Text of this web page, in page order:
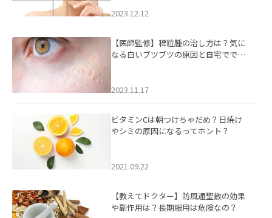
2023.12.12
【医師監修】稗粒腫の治し方は？気に
なる白いブツブツの原因と自宅ででき
2023.11.17
ビタミンCは朝つけちゃだめ？日焼け
やシミの原因になるってホント？
2021.09.22
【教えてドクター】防風通聖散の効果
や副作用は？長期服用は危険なの？